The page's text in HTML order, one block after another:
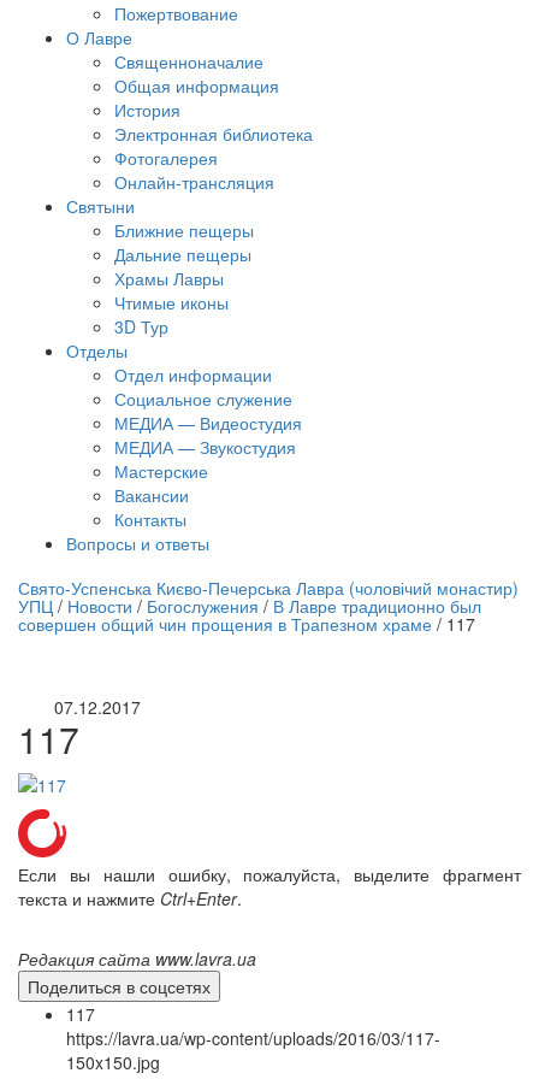
Пожертвование
О Лавре
Священноначалие
Общая информация
История
Электронная библиотека
Фотогалерея
Онлайн-трансляция
Святыни
Ближние пещеры
Дальние пещеры
Храмы Лавры
Чтимые иконы
3D Тур
Отделы
Отдел информации
Социальное служение
МЕДИА — Видеостудия
МЕДИА — Звукостудия
Мастерские
Вакансии
Контакты
Вопросы и ответы
трансляция | 12 сентября
трансляции
Свято-Успенська Києво-Печерська Лавра (чоловічий монастир)
УПЦ / Новости / Богослужения / В Лавре традиционно был
совершен общий чин прощения в Трапезном храме / 117
07.12.2017
117
Если вы нашли ошибку, пожалуйста, выделите фрагмент
текста и нажмите Ctrl+Enter.
Редакция сайта www.lavra.ua
Поделиться в соцсетях
117
https://lavra.ua/wp-content/uploads/2016/03/117-
150x150.jpg